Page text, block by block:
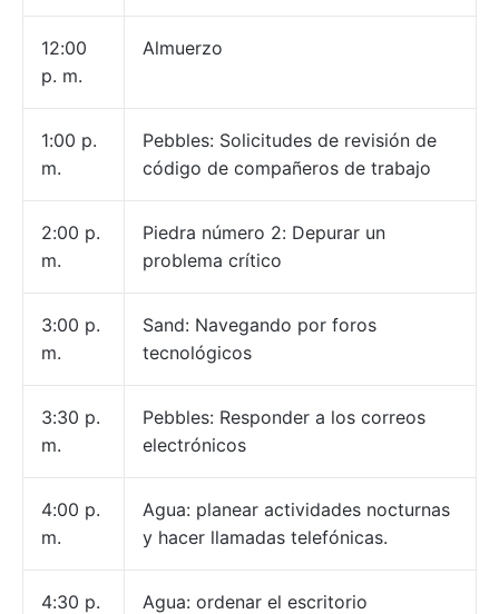
12:00
p. m.
Almuerzo
1:00 p.
m.
Pebbles: Solicitudes de revisión de
código de compañeros de trabajo
2:00 p.
m.
Piedra número 2: Depurar un
problema crítico
3:00 p.
m.
Sand: Navegando por foros
tecnológicos
3:30 p.
m.
Pebbles: Responder a los correos
electrónicos
4:00 p.
m.
Agua: planear actividades nocturnas
y hacer llamadas telefónicas.
4:30 p. Agua: ordenar el escritorio